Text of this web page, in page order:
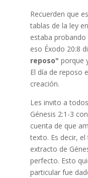
Recuerden que
tablas de la ley
estaba probando
eso Éxodo 20:8
reposo" porque
El día de reposo
creación.
Les invito a
Génesis 2:1-3
cuenta de que
texto. Es decir,
extracto de
perfecto. Esto
particular fue